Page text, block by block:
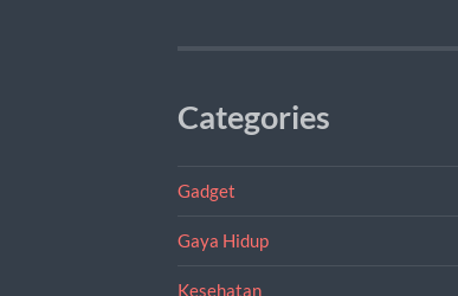
Categories
Gadget
Gaya Hidup
Kesehatan